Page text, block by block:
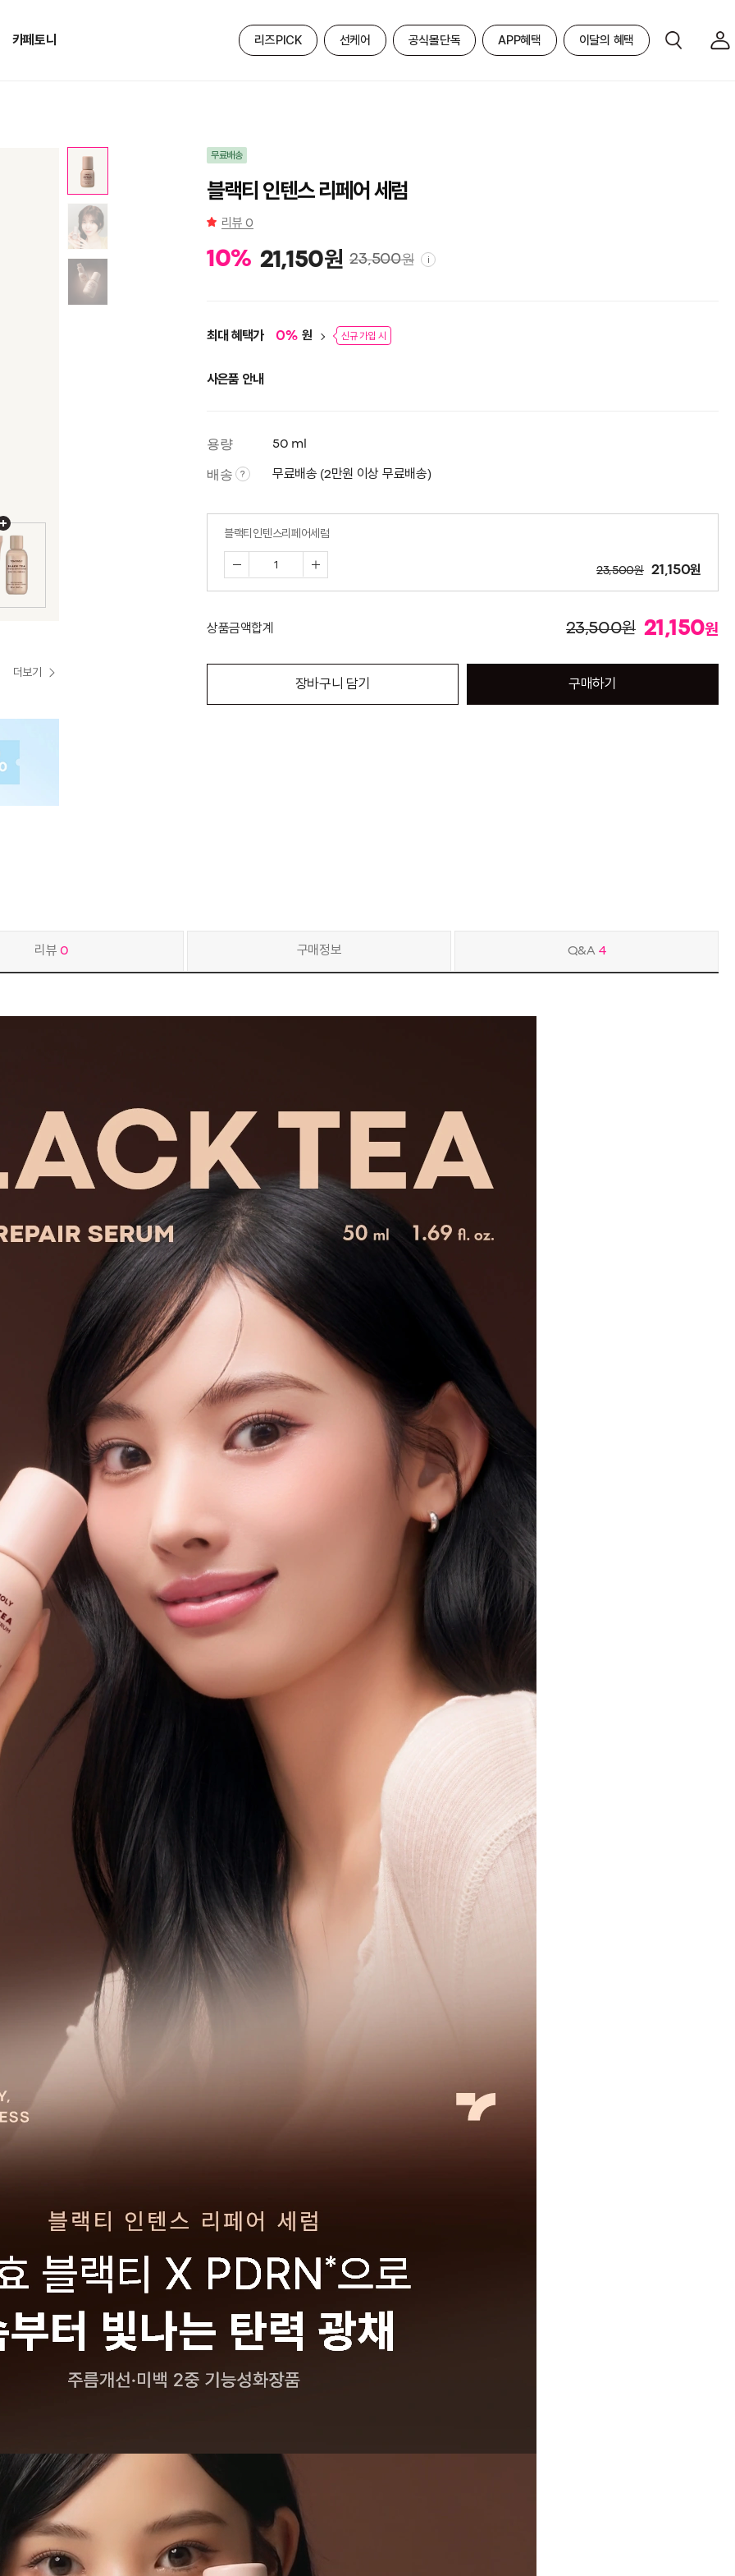
카페토니 리즈PICK 선케어 공식몰단독 APP혜택 이달의 혜택
더보기
무료배송
블랙티 인텐스 리페어 세럼
리뷰 0
10% 21,150원 23,500원 i
최대 혜택가 0% 원 신규 가입 시
사은품 안내
용량 50 ml
배송 ? 무료배송 (2만원 이상 무료배송)
블랙티인텐스리페어세럼
23,500원 21,150원
상품금액합계 23,500원 21,150원
장바구니 담기 구매하기
리뷰 0 구매정보 Q&A 4